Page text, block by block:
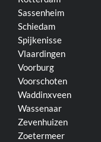
Sassenheim
Schiedam
Spijkenisse
Vlaardingen
Voorburg
Voorschoten
Waddinxveen
Wassenaar
Zevenhuizen
Zoetermeer